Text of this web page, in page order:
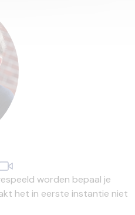
worden bepaal je
het in eerste instantie niet